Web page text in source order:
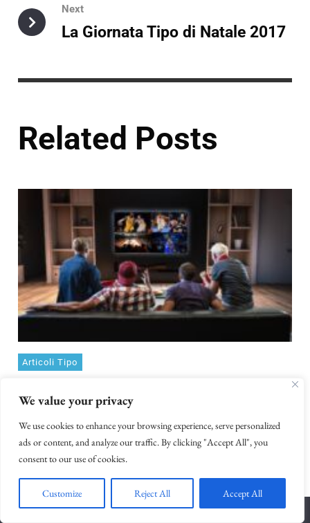
We value your privacy
We use cookies to enhance your browsing experience, serve personalized
ads or content, and analyze our traffic. By clicking "Accept All", you
consent to our use of cookies.
Customize Reject All Accept All
Next
La Giornata Tipo di Natale 2017
Related Posts
Articoli Tipo
1 Ottobre 2025